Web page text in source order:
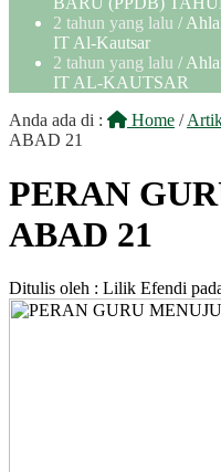
2 tahun yang lalu /
IT Al-Kautsar
2 tahun yang lalu /
IT AL-KAUTSAR
Anda ada di :
Home /
ABAD 21
PERAN
ABAD 21
Ditulis oleh : Lilik Efendi